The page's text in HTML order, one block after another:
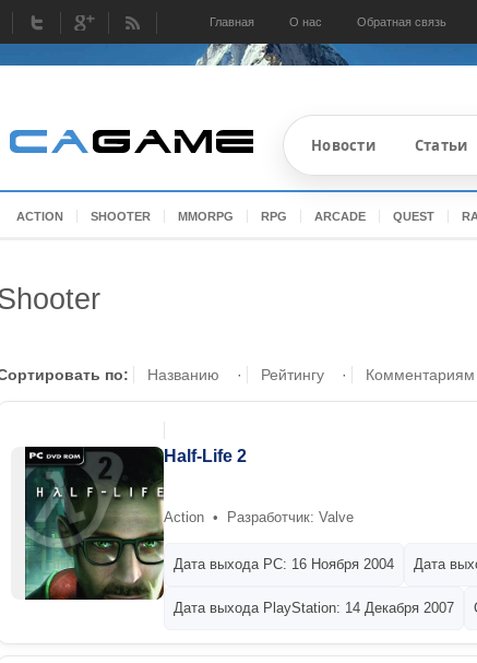
Новости Статьи
ACTION SHOOTER MMORPG RPG ARCADE QUEST
по: Названию · Рейтингу · Комментариям
Half-Life 2
Action • Разработчик: Valve
Дата выхода PC: 16 Ноября 2004 Дата
Дата выхода PlayStation: 14 Декабря 2007
Главная О нас Обратная связь